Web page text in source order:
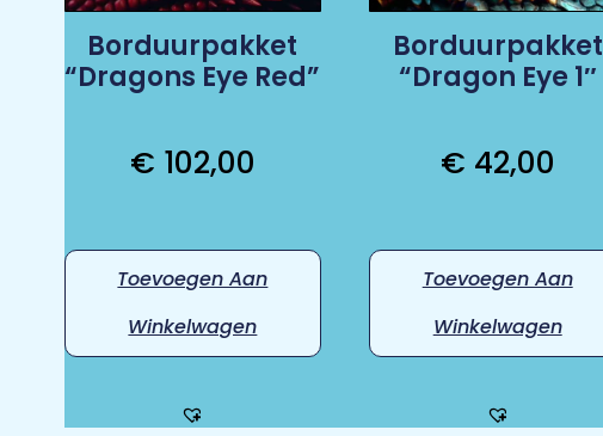
Borduurpakket
“Dragons Eye Red”
€ 102,00
Toevoegen Aan
Winkelwagen
Borduurpakket
“Dragon Eye 1″
€ 42,00
Toevoegen Aan
Winkelwagen